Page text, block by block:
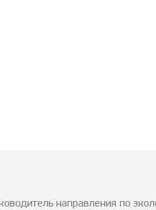
направления по